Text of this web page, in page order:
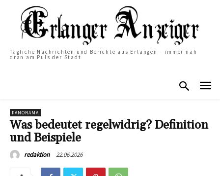
Tägliche Nachrichten und Berichte aus Erlangen – immer nah
dran am Puls der Stadt
PANORAMA
Was bedeutet regelwidrig? Definition
und Beispiele
redaktion 22.06.2026